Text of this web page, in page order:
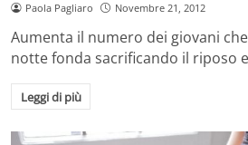
Paola Pagliaro Novembre 21, 2012
Aumenta il numero dei giovani
notte fonda sacrificando il riposo
Leggi di più